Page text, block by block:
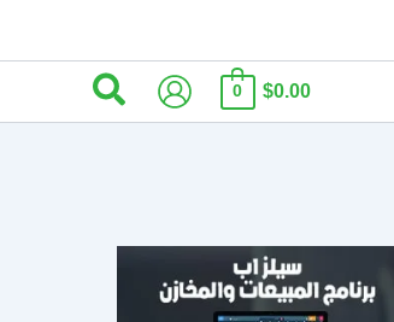
$0.00
0 البحث